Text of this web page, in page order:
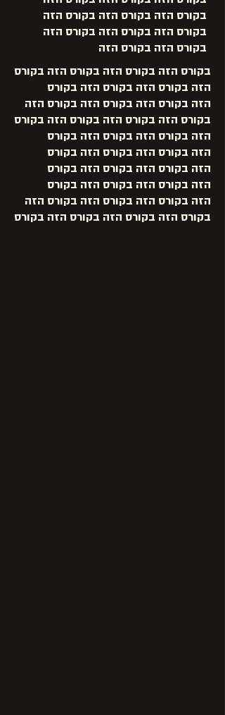
בקורס הזה בקורס הזה בקורס הזה
בקורס הזה בקורס הזה בקורס הזה
בקורס הזה בקורס הזה
בקורס הזה בקורס הזה בקורס הזה בקורס
הזה בקורס הזה בקורס הזה בקורס
הזה בקורס הזה בקורס הזה בקורס הזה
בקורס הזה בקורס הזה בקורס הזה בקורס
הזה בקורס הזה בקורס הזה בקורס
הזה בקורס הזה בקורס הזה בקורס
הזה בקורס הזה בקורס הזה בקורס
הזה בקורס הזה בקורס הזה בקורס
הזה בקורס הזה בקורס הזה בקורס הזה
בקורס הזה בקורס הזה בקורס הזה בקורס